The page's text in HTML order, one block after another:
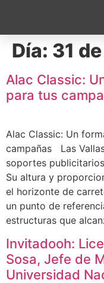
Día: 31
Alac Classic:
para tus
Alac Classic: Un
campañas Las
soportes
Su altura y
el horizonte de
un punto de
estructuras que
Invitadooh:
Sosa, Jefe de
Universidad